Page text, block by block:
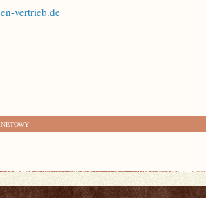
vertrieb.de